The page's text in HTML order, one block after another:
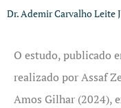
Dr. Ademir Carvalho Leite
O estudo, publicado
realizado por Assaf
Amos Gilhar (2024),